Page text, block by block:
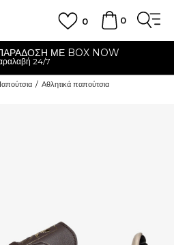
0
0
ΜΕ BOX NOW
24/7
Αθλητικά παπούτσια